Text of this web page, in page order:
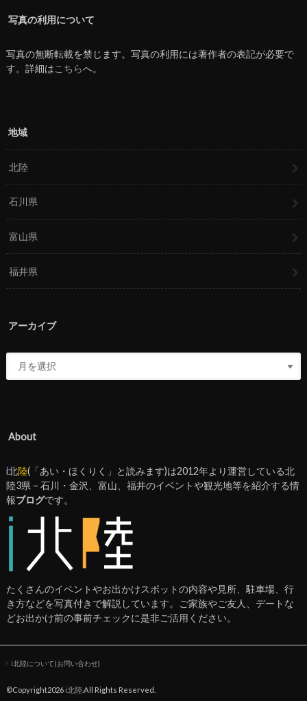
写真の利用について
写真の無断転載を禁じます。写真の利用には著作者の表記が必要で
す。詳細はこちらへ。
地域
北陸
石川県
富山県
福井県
アーカイブ
About
i北陸(「あい・ほくりく」と読みます)は2012年より運営している北
陸3県 – 石川・金沢、富山、福井のイベントや観光地等を紹介する情
報ブログです。
たくさんのイベントやお出かけスポットの内容や見所、駐車場、行
き方などを写真付きで解説しています。ご家族やご友人、デートな
どお出かけ前の事前チェックに是非ご活用ください。
i北陸について(お問い合わせ)
©Copyright2026i北陸.All Rights Reserved.